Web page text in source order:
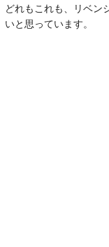
どれもこれも、リベン
いと思っています。